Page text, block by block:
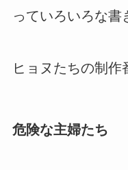
っていろいろな書
ヒョヌたちの制作
危険な主婦たち